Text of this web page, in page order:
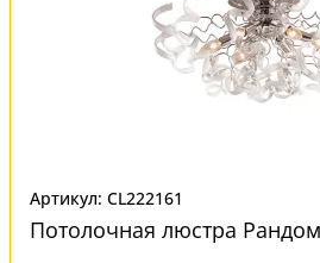
Артикул: CL222161
Потолочная люстра Рандом